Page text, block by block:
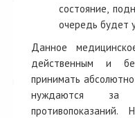
состояние,
очередь будет
Данное
действенным и
принимать
нуждаются за